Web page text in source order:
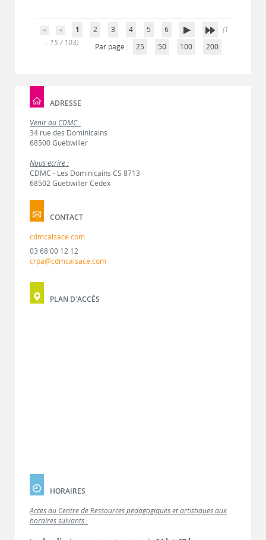
1 2 3 4 5 6
(1
- 15 / 103)
Par page : 25 50 100 200
ADRESSE
Venir au CDMC :
34 rue des Dominicains
68500 Guebwiller
Nous écrire :
CDMC - Les Dominicains CS 8713
68502 Guebwiller Cedex
CONTACT
cdmcalsace.com
03 68 00 12 12
crpa@cdmcalsace.com
PLAN D'ACCÈS
HORAIRES
Accès au Centre de Ressources pédagogiques et artistiques aux
horaires suivants :